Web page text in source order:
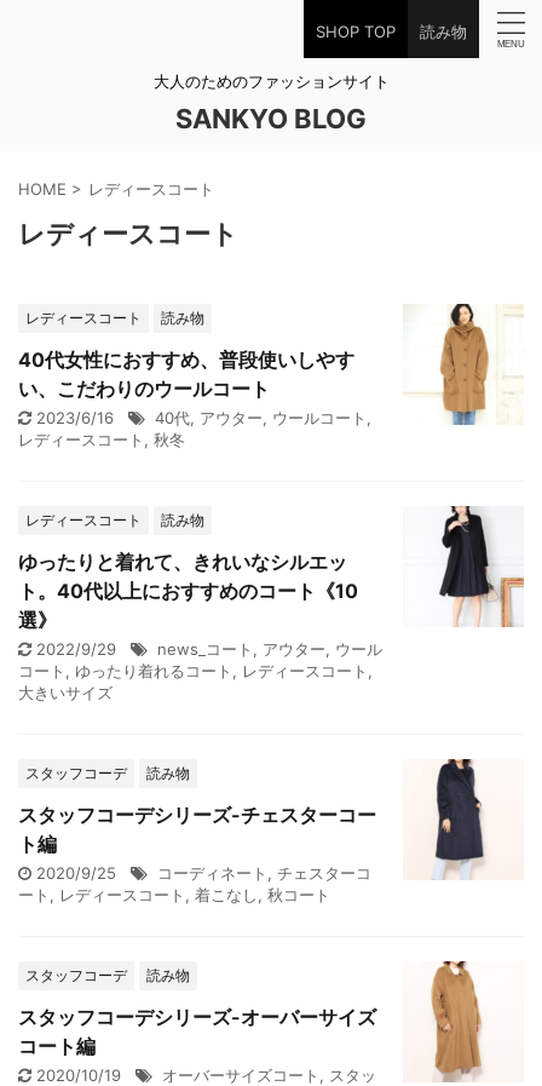
SHOP TOP 読み物
大人のためのファッションサイト
SANKYO BLOG
HOME > レディースコート
レディースコート
レディースコート 読み物
40代女性におすすめ、普段使いしやす
い、こだわりのウールコート
2023/6/16 40代, アウター, ウールコート ,
レディースコート , 秋冬
レディースコート 読み物
ゆったりと着れて、きれいなシルエッ
ト。40代以上におすすめのコート《10
選》
2022/9/29 news_コート , アウター, ウール
コート , ゆったり着れるコート , レディースコート ,
大きいサイズ
スタッフコーデ 読み物
スタッフコーデシリーズ-チェスターコー
ト編
2020/9/25 コーディネート , チェスターコ
ート , レディースコート , 着こなし, 秋コート
スタッフコーデ 読み物
スタッフコーデシリーズ-オーバーサイズ
コート編
2020/10/19 オーバーサイズコート , スタッ